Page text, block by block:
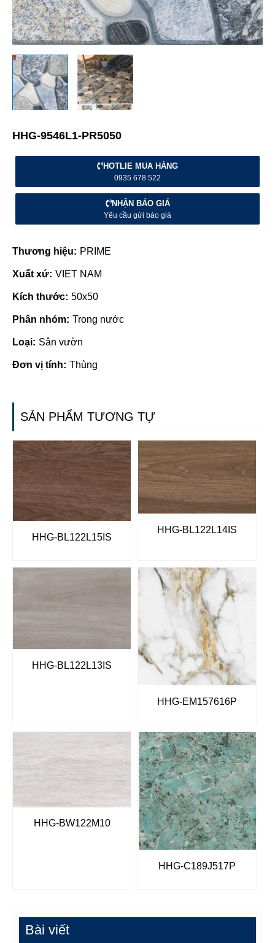
HHG-9546L1-PR5050
HOTLIE MUA HÀNG
0935 678 522
NHẬN BÁO GIÁ
Yêu cầu gửi báo giá
Thương hiệu: PRIME
Xuất xứ: VIET NAM
Kích thước: 50x50
Phân nhóm: Trong nước
Loại: Sân vườn
Đơn vị tính: Thùng
SẢN PHẨM TƯƠNG TỰ
HHG-BL122L15IS
HHG-BL122L14IS
HHG-BL122L13IS
HHG-EM157616P
HHG-BW122M10
HHG-C189J517P
Bài viết